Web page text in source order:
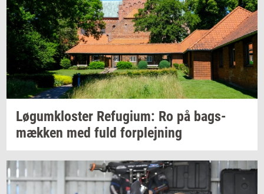
Løgum­klo­ster Re­fu­gi­um: Ro på bags­
mæk­ken med fuld for­plej­ning